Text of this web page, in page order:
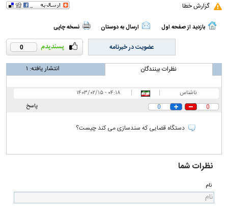
گزارش خطا
بازدید از صفحه اول ارسال به دوستان نسخه چاپی
0 عضویت در خبرنامه
نظرات بینندگان انتشار یافته: ۱
ناشناس |
|
۰۴:۱۸ - ۱۴۰۳/۰۲/۱۵
پاسخ
0
0
دستگاه قضایی که سندسازی می کند چیست؟
نظرات شما
نام